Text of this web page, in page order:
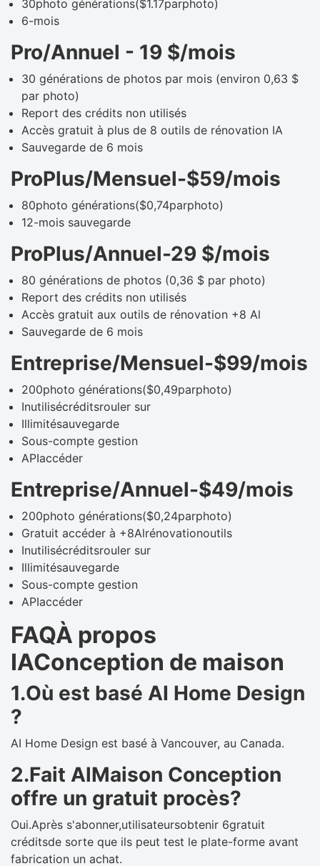
30photo générations($1.17parphoto)
6-mois
Pro/Annuel - 19 $/mois
30 générations de photos par mois (environ 0,63 $
par photo)
Report des crédits non utilisés
Accès gratuit à plus de 8 outils de rénovation IA
Sauvegarde de 6 mois
ProPlus/Mensuel-$59/mois
80photo générations($0,74parphoto)
12-mois sauvegarde
ProPlus/Annuel-29 $/mois
80 générations de photos (0,36 $ par photo)
Report des crédits non utilisés
Accès gratuit aux outils de rénovation +8 Al
Sauvegarde de 6 mois
Entreprise/Mensuel-$99/mois
200photo générations($0,49parphoto)
Inutilisécréditsrouler sur
Illimitésauvegarde
Sous-compte gestion
APIaccéder
Entreprise/Annuel-$49/mois
200photo générations($0,24parphoto)
Gratuit accéder à +8Alrénovationoutils
Inutilisécréditsrouler sur
Illimitésauvegarde
Sous-compte gestion
APIaccéder
FAQÀ propos
IAConception de maison
1.Où est basé AI Home Design
?
AI Home Design est basé à Vancouver, au Canada.
2.Fait AlMaison Conception
offre un gratuit procès?
Oui.Après s'abonner,utilisateursobtenir 6gratuit
créditsde sorte que ils peut test le plate-forme avant
fabrication un achat.